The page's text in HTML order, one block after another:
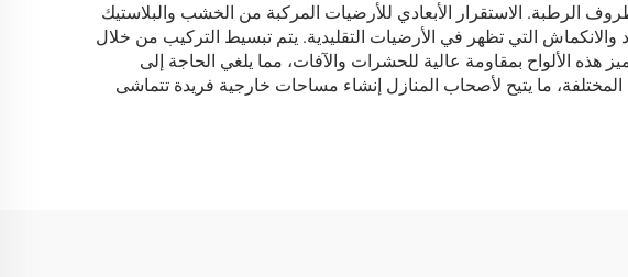
الرطبة. الاستقرار الأبعادي للأرضيات المركبة من الخشب والبلاستيك
التي تظهر في الأرضيات التقليدية. يتم تبسيط التركيب من خلال
الألواح بمقاومة عالية للحشرات والآفات، مما يلغي الحاجة إلى
المختلفة، ما يتيح لأصحاب المنازل إنشاء مساحات خارجية فريدة تتماشى